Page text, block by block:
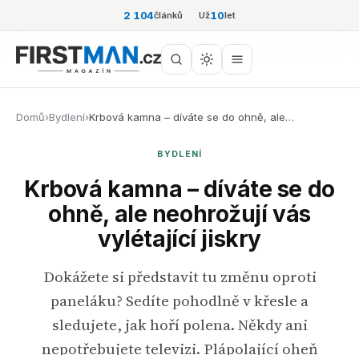
2 104článků Už10let
Domů›Bydlení›Krbová kamna – díváte se do ohně, ale…
BYDLENÍ
Krbová kamna – díváte se do
ohně, ale neohrožují vás
vylétající jiskry
Dokážete si představit tu změnu oproti
paneláku? Sedíte pohodlně v křesle a
sledujete, jak hoří polena. Někdy ani
nepotřebujete televizi. Plápolající oheň